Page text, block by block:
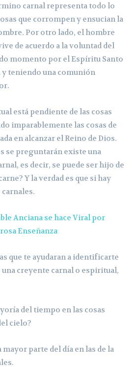
carnal representa todo lo
que corrompen y ensucian la
Por otro lado, el hombre
de acuerdo a la voluntad del
momento por el Espíritu Santo
teniendo una comunión
está pendiente de las cosas
imparablemente las cosas de
en alcanzar el Reino de Dios.
se preguntarán existe una
es decir, se puede ser hijo de
Y la verdad es que si hay
Anciana se hace Viral por
Enseñanza
que te ayudaran a identificarte
creyente carnal o espiritual,
del tiempo en las cosas
cielo?
mayor parte del día en las de la